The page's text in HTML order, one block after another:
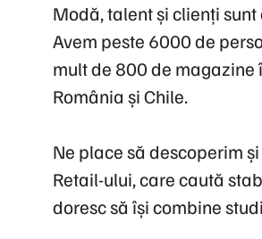
Modă, talent și clienți
Avem peste 6000 de
mult de 800 de magazine
România și Chile.
Ne place să descoperim
Retail-ului, care caută
doresc să își combine